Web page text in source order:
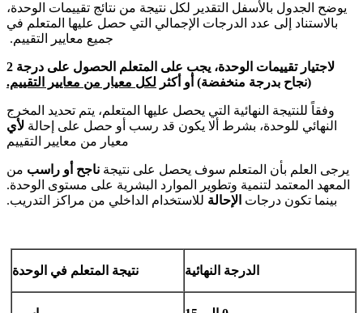
يوضح الجدول بالأسفل التقدير لكل نتيجة من نتائج تقييمات الوحدة،
بالاستناد إلى عدد الدرجات الإجمالي التي حصل عليها المتعلم في
جميع معايير التقييم.
لاجتيار تقييمات الوحدة، يجب على المتعلم الحصول على درجة 2
(نجاح بدرجة منخفضة) أو أكثر لكل معيار من معايير التقييم.
وفقاً للنتيجة النهائية التي يحصل عليها المتعلم، يتم تحديد المخرج
النهائي للوحدة، بشرط ألا يكون قد رسب أو حصل على إحالة لأي
معيار من معايير التقييم
يرجى العلم بأن المتعلم سوف يحصل على نتيجة ناجح أو راسب من
المعهد المعتمد لتنمية وتطوير الموارد البشرية على مستوى الوحدة.
بينما تكون درجات الإحالة للاستخدام الداخلي من مراكز التدريب.
الدرجة النهائية نتيجة المتعلم في الوحدة